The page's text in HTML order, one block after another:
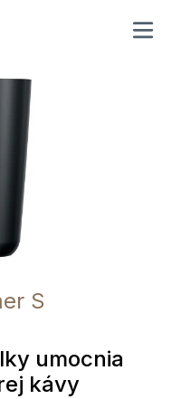
MENU
S
umocnia
kávy